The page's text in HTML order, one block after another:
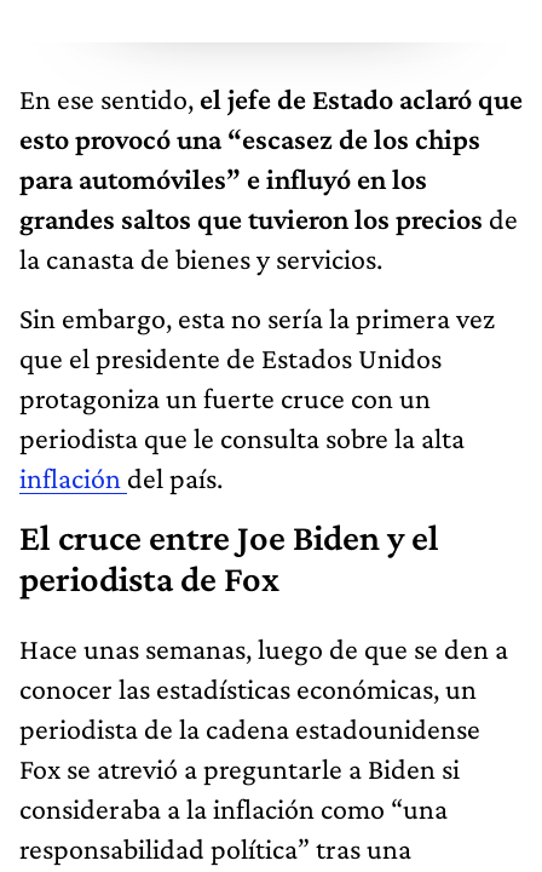
En ese sentido, el jefe de Estado aclaró que
esto provocó una “escasez de los chips
para automóviles” e influyó en los
grandes saltos que tuvieron los precios de
la canasta de bienes y servicios.
Sin embargo, esta no sería la primera vez
que el presidente de Estados Unidos
protagoniza un fuerte cruce con un
periodista que le consulta sobre la alta
inflación del país.
El cruce entre Joe Biden y el
periodista de Fox
Hace unas semanas, luego de que se den a
conocer las estadísticas económicas, un
periodista de la cadena estadounidense
Fox se atrevió a preguntarle a Biden si
consideraba a la inflación como “una
responsabilidad política” tras una